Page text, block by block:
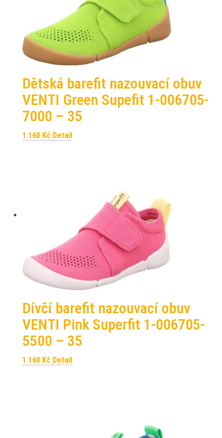
Dětská barefit nazouvací obuv
VENTI Green Supefit 1-006705-
7000 – 35
1 160 Kč Detail
Dívčí barefit nazouvací obuv
VENTI Pink Superfit 1-006705-
5500 – 35
1 160 Kč Detail